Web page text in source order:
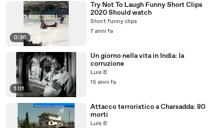
0:36
Try Not To Laugh Funny Short Clips
2020 Should watch
Short funny clips
7 anni fa
1:01
Un giorno nella vita in India: la
corruzione
Luis B
15 anni fa
Attacco terroristico a Charsadda: 80
morti
Luis B